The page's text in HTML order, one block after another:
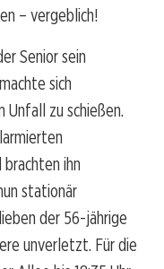
– vergeblich!
Senior sein
sich
Unfall zu schießen.
ihn
stationär
der 56-jährige
unverletzt. Für die